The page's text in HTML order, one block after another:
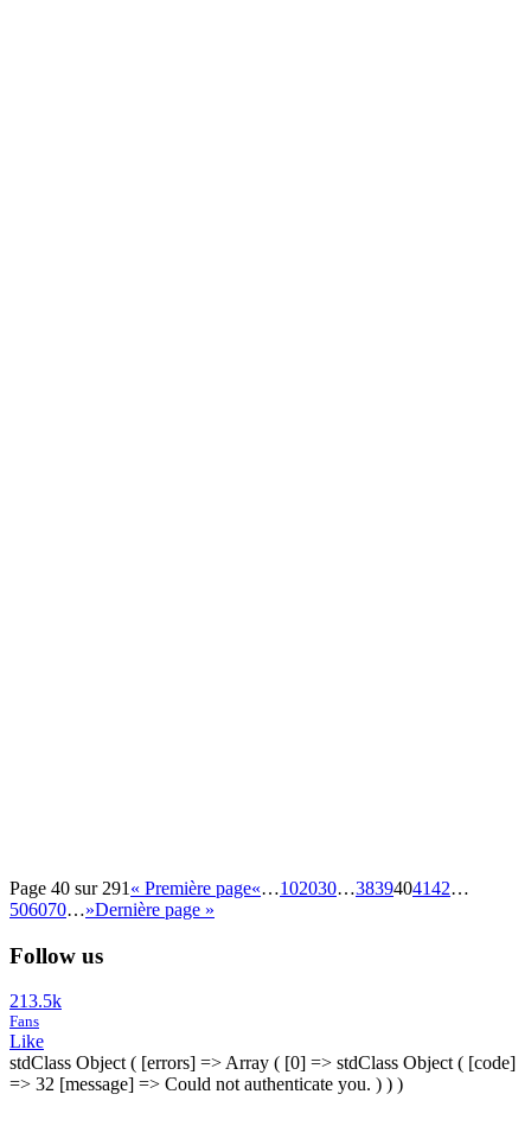
Page 40 sur 291 « Première page«…102030…3839404142…
506070…»Dernière page »
Follow us
213.5k
Fans
Like
stdClass Object ( [errors] => Array ( [0] => stdClass Object ( [code]
=> 32 [message] => Could not authenticate you. ) ) )